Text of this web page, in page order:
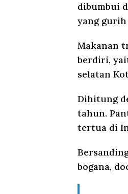
dibumbui
yang gurih
Makanan
berdiri,
selatan
Dihitung
tahun.
tertua di
bogana,